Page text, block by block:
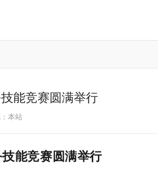
能竞赛圆满举行
本站
能竞赛圆满举行